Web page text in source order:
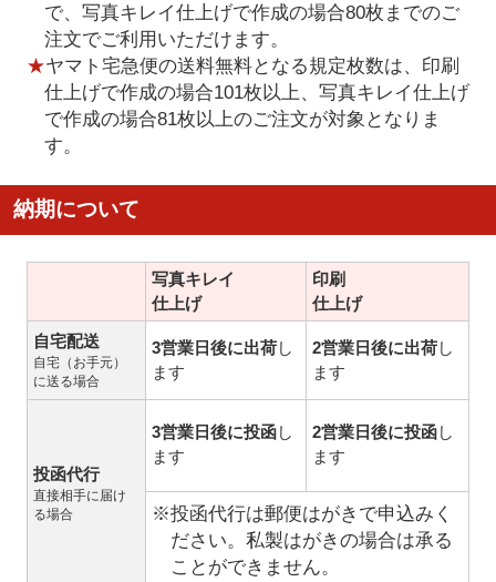
で、写真キレイ仕上げで作成の場合80枚までのご
注文でご利用いただけます。
★ヤマト宅急便の送料無料となる規定枚数は、印刷
仕上げで作成の場合101枚以上、写真キレイ仕上げ
で作成の場合81枚以上のご注文が対象となりま
す。
納期について
写真キレイ
仕上げ
印刷
仕上げ
自宅配送
自宅（お手元）
に送る場合
3営業日後に出荷し
ます
2営業日後に出荷し
ます
投函代行
直接相手に届け
る場合
3営業日後に投函し
ます
2営業日後に投函し
ます
※投函代行は郵便はがきで申込みく
ださい。私製はがきの場合は承る
ことができません。